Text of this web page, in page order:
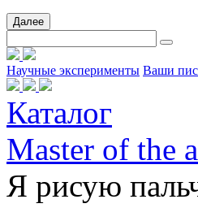
Далее
Научные эксперименты Ваши
Каталог
Master of the
Я рисую